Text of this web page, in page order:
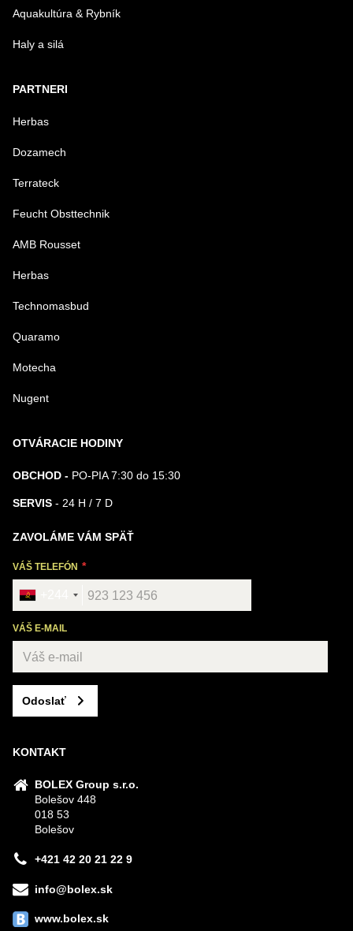
Aquakultúra & Rybník
Haly a silá
PARTNERI
Herbas
Dozamech
Terrateck
Feucht Obsttechnik
AMB Rousset
Herbas
Technomasbud
Quaramo
Motecha
Nugent
OTVÁRACIE HODINY
OBCHOD - PO-PIA 7:30 do 15:30
SERVIS - 24 H / 7 D
ZAVOLÁME VÁM SPÄŤ
VÁŠ TELEFÓN
VÁŠ E-MAIL
Odoslať
KONTAKT
BOLEX Group s.r.o.
Bolešov 448
018 53
Bolešov
+421 42 20 21 22 9
info@bolex.sk
www.bolex.sk